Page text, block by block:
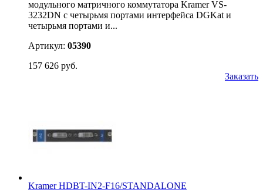
модульного матричного коммутатора Kramer VS-
3232DN с четырьмя портами интерфейса DGKat и
четырьмя портами и...
Артикул: 05390
157 626 руб.
Заказать
Kramer HDBT-IN2-F16/STANDALONE